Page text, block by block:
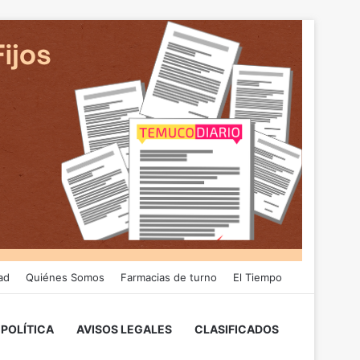
Quiénes Somos Farmacias de turno El Tiempo
POLÍTICA AVISOS LEGALES CLASIFICADOS